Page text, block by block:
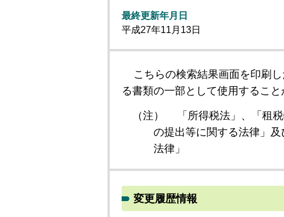
最終更新年月日
平成27年11月13日
こちらの検索結果画面を印刷
る書類の一部として使用すること
（注）
「所得税法」、「租
の提出等に関する法律」
法律」
変更履歴情報